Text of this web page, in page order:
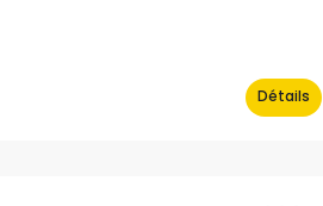
Détails